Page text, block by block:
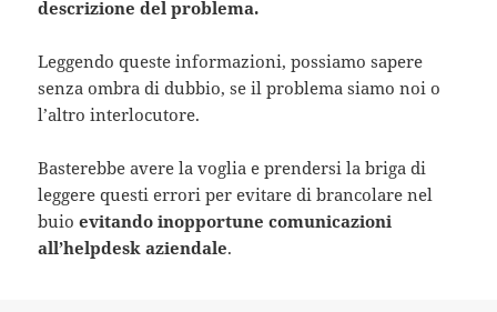
descrizione del problema.
Leggendo queste informazioni, possiamo sapere
senza ombra di dubbio, se il problema siamo noi o
l’altro interlocutore.
Basterebbe avere la voglia e prendersi la briga di
leggere questi errori per evitare di brancolare nel
buioevitando inopportune comunicazioni
all’helpdesk aziendale.